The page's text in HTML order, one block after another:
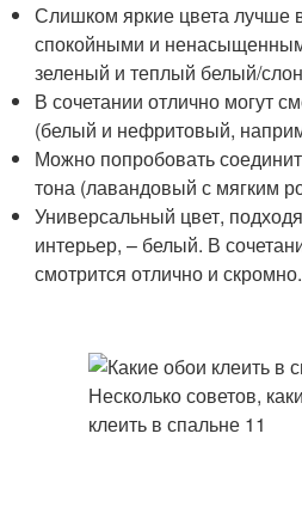
Слишком яркие цвета лучше
спокойными и
зеленый и теплый белый/
В сочетании отлично могут
(белый и нефритовый,
Можно попробовать
тона (лавандовый с мягким
Универсальный цвет,
интерьер, – белый. В
смотрится отлично и скромно.